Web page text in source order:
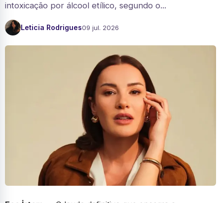
intoxicação por álcool etílico, segundo o...
Leticia Rodrigues09 jul. 2026